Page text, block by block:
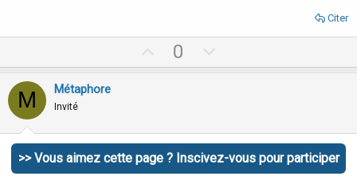
Citer
p
t
e
0
o
v
o
t
M Métaphore
Invité
12 Septembre 2010 #44
>> Vous aimez cette page ? Inscivez-vous pour participer